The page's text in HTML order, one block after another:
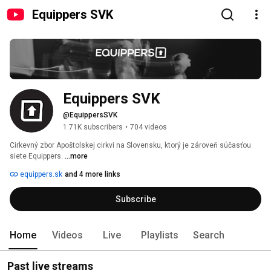
Equippers SVK
Equippers SVK
@EquippersSVK
1.71K subscribers • 704 videos
Cirkevný zbor Apoštolskej cirkvi na Slovensku, ktorý je zároveň súčasťou
siete Equippers. ...more
equippers.sk and 4 more links
Subscribe
Home Videos Live Playlists Search
Past live streams